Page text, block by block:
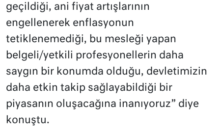
geçildiği, ani fiyat artışlarının
engellenerek enflasyonun
tetiklenemediği, bu mesleği yapan
belgeli/yetkili profesyonellerin daha
saygın bir konumda olduğu, devletimizin
daha etkin takip sağlayabildiği bir
piyasanın oluşacağına inanıyoruz” diye
konuştu.